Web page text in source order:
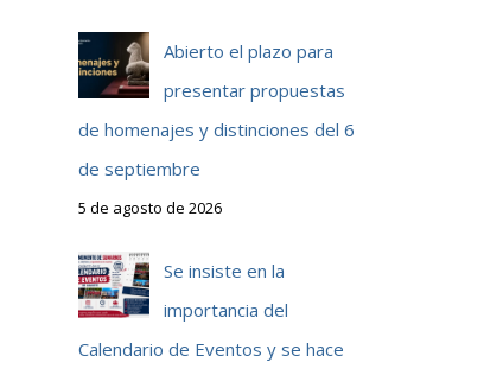
Abierto el plazo para
presentar propuestas
de homenajes y distinciones del 6
de septiembre
5 de agosto de 2026
Se insiste en la
importancia del
Calendario de Eventos y se hace